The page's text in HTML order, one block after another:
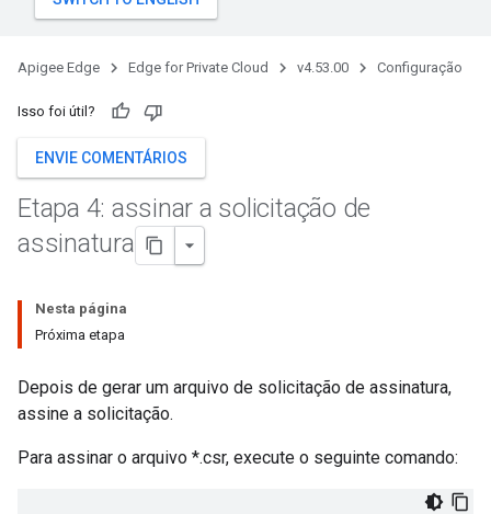
Apigee Edge Edge for Private Cloud v4.53.00 Configuração
Isso foi útil?
ENVIE COMENTÁRIOS
Etapa 4: assinar a solicitação de
assinatura
Nesta página
Próxima etapa
Depois de gerar um arquivo de solicitação de assinatura,
assine a solicitação.
Para assinar o arquivo *.csr, execute o seguinte comando: